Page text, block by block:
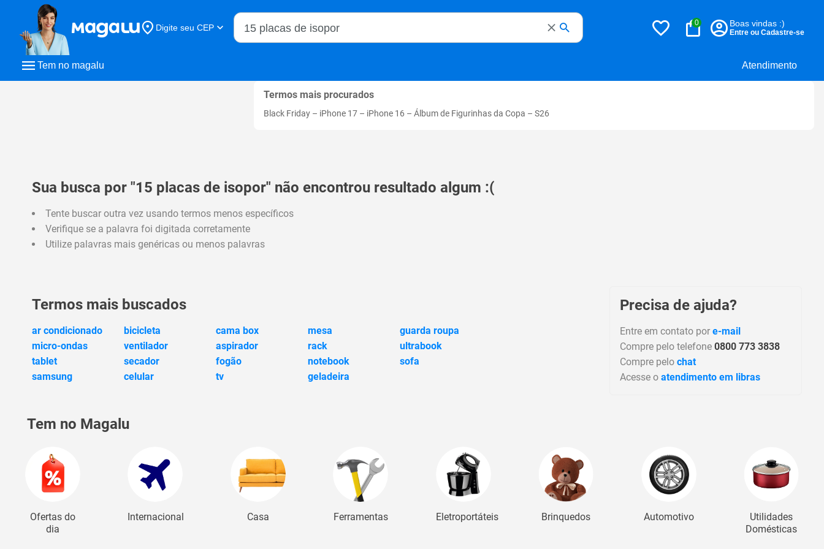
Tem no magalu Atendimento
Digite seu CEP
Buscar no Magalu
0 Boas vindas :)
Entre ou Cadastre-se
Termos mais procurados
Black Friday – iPhone 17 – iPhone 16 – Álbum de Figurinhas da Copa – S26
Sua busca por "15 placas de isopor" não encontrou resultado algum :(
Tente buscar outra vez usando termos menos específicos
Verifique se a palavra foi digitada corretamente
Utilize palavras mais genéricas ou menos palavras
Termos mais buscados
ar condicionado bicicleta cama box mesa
guarda roupa
micro-ondas
ventilador aspirador rack
ultrabook
tablet
secador fogão notebook
sofa
samsung
celular tv geladeira
Precisa de ajuda?
Entre em contato por e-mail
Compre pelo telefone 0800 773 3838
Compre pelo chat
Acesse o atendimento em libras
Tem no Magalu
Ofertas do
dia
Internacional Casa Ferramentas Eletroportáteis Brinquedos Automotivo
Utilidades
Domésticas